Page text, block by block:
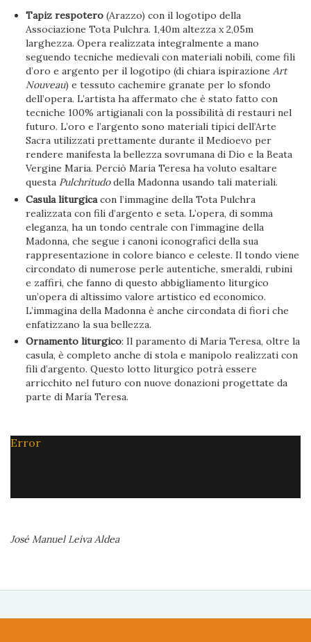
Tapiz respotero (Arazzo) con il logotipo della
Associazione Tota Pulchra. 1,40m altezza x 2,05m
larghezza. Opera realizzata integralmente a mano
seguendo tecniche medievali con materiali nobili, come fili
d’oro e argento per il logotipo (di chiara ispirazioneArt
Nouveau) e tessuto cachemire granate per lo sfondo
dell’opera. L’artista ha affermato che è stato fatto con
tecniche 100% artigianali con la possibilità di restauri nel
futuro. L’oro e l’argento sono materiali tipici dell’Arte
Sacra utilizzati prettamente durante il Medioevo per
rendere manifesta la bellezza sovrumana di Dio e la Beata
Vergine Maria. Perciò María Teresa ha voluto esaltare
questa Pulchritudodella Madonna usando tali materiali.
Casula liturgicacon l’immagine della Tota Pulchra
realizzata con fili d’argento e seta. L’opera, di somma
eleganza, ha un tondo centrale con l’immagine della
Madonna, che segue i canoni iconografici della sua
rappresentazione in colore bianco e celeste. Il tondo viene
circondato di numerose perle autentiche, smeraldi, rubini
e zaffiri, che fanno di questo abbigliamento liturgico
un’opera di altissimo valore artistico ed economico.
L’immagina della Madonna è anche circondata di fiori che
enfatizzano la sua bellezza.
Ornamento liturgico: Il paramento di Maria Teresa, oltre la
casula, è completo anche di stola e manipolo realizzati con
fili d’argento. Questo lotto liturgico potrà essere
arricchito nel futuro con nuove donazioni progettate da
parte di María Teresa.
Error
José Manuel Leiva Aldea